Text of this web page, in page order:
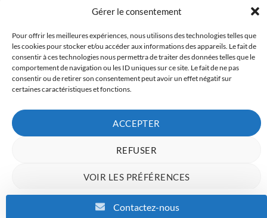
Gérer le consentement
Pour offrir les meilleures expériences, nous utilisons des technologies telles que
les cookies pour stocker et/ou accéder aux informations des appareils. Le fait de
consentir à ces technologies nous permettra de traiter des données telles que le
comportement de navigation ou les ID uniques sur ce site. Le fait de ne pas
consentir ou de retirer son consentement peut avoir un effet négatif sur
certaines caractéristiques et fonctions.
ACCEPTER
REFUSER
VOIR LES PRÉFÉRENCES
Charte de donnéesPolitique de confidentialité
Copyright 2023 © Inkcenter - Webdesign byMedia84
Contactez-nous